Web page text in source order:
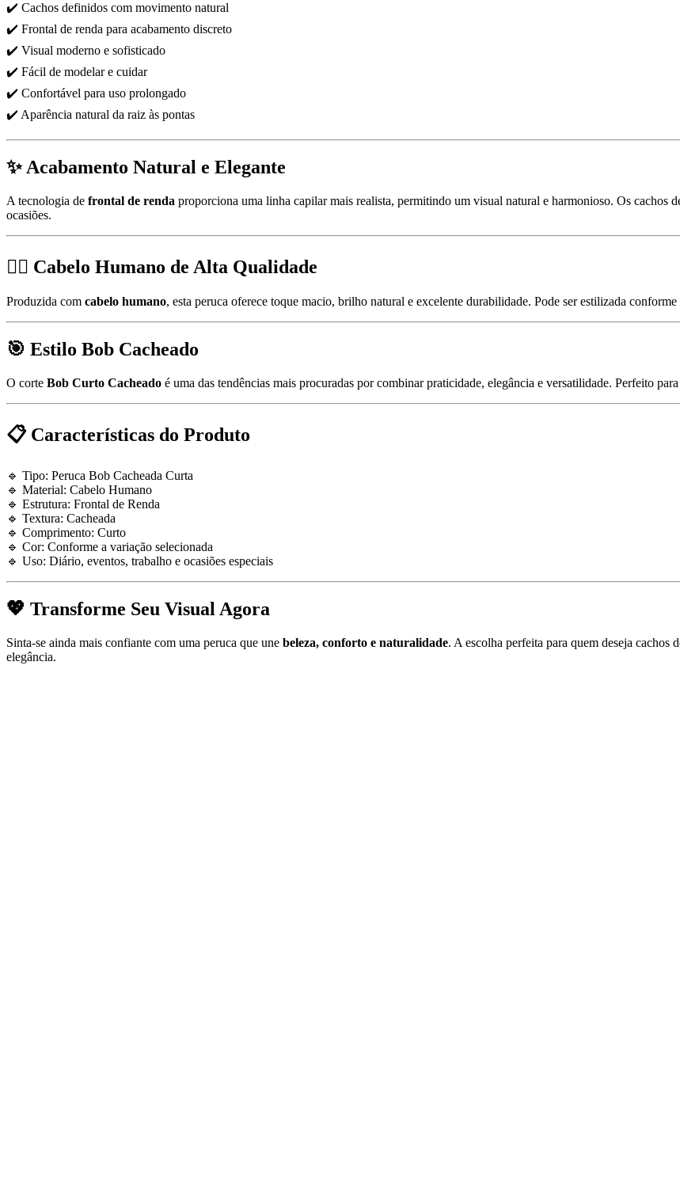
✔️ Cachos definidos com movimento natural
✔️ Frontal de renda para acabamento discreto
✔️ Visual moderno e sofisticado
✔️ Fácil de modelar e cuidar
✔️ Confortável para uso prolongado
✔️ Aparência natural da raiz às pontas
✨Acabamento Natural e Elegante
A tecnologia de frontal de renda proporciona uma linha capilar mais realista, permitindo um visual natural e harmonioso. Os cachos
ocasiões.
💇‍♀️ Cabelo Humano de Alta Qualidade
Produzida com cabelo humano, esta peruca oferece toque macio, brilho natural e excelente durabilidade. Pode ser estilizada
🎯 Estilo Bob Cacheado
O corte Bob Curto Cacheado é uma das tendências mais procuradas por combinar praticidade, elegância e versatilidade. Perfeito
📋 Características do Produto
🔹 Tipo: Peruca Bob Cacheada Curta
🔹 Material: Cabelo Humano
🔹 Estrutura: Frontal de Renda
🔹 Textura: Cacheada
🔹 Comprimento: Curto
🔹 Cor: Conforme a variação selecionada
🔹 Uso: Diário, eventos, trabalho e ocasiões especiais
💖 Transforme Seu Visual Agora
Sinta-se ainda mais confiante com uma peruca que une beleza, conforto e naturalidade. A escolha perfeita para quem deseja cachos
elegância.